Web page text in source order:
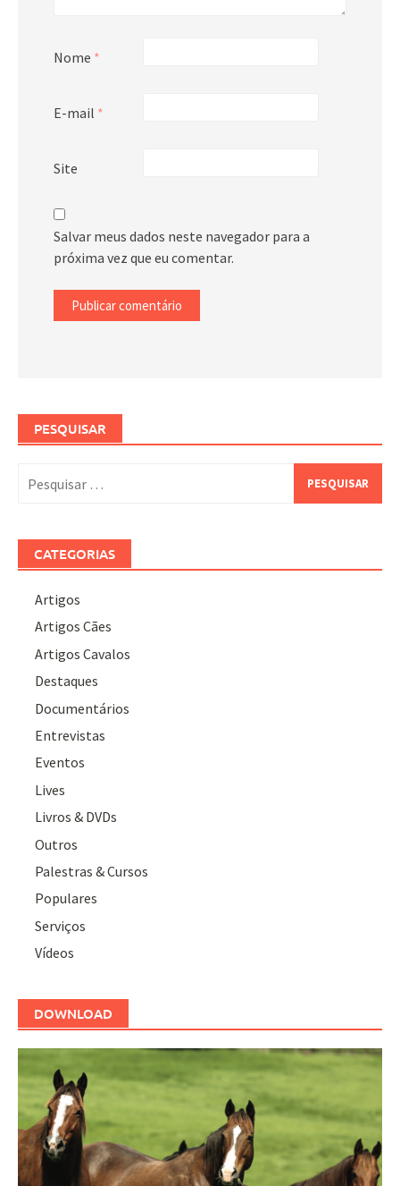
Nome *
E-mail *
Site
Salvar meus dados neste navegador para a
próxima vez que eu comentar.
PESQUISAR
por:
CATEGORIAS
Artigos
Artigos Cães
Artigos Cavalos
Destaques
Documentários
Entrevistas
Eventos
Lives
Livros & DVDs
Outros
Palestras & Cursos
Populares
Serviços
Vídeos
DOWNLOAD